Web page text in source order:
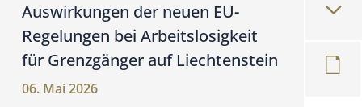
Auswirkungen der neuen EU-
Regelungen bei Arbeitslosigkeit
für Grenzgänger auf Liechtenstein
06. Mai 2026